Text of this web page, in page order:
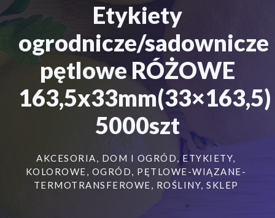
Etykiety
ogrodnicze/sadownicze
pętlowe RÓŻOWE
163,5x33mm(33×163,5)
5000szt
AKCESORIA, DOM I OGRÓD, ETYKIETY,
KOLOROWE, OGRÓD, PĘTLOWE-WIĄZANE-
TERMOTRANSFEROWE, ROŚLINY, SKLEP